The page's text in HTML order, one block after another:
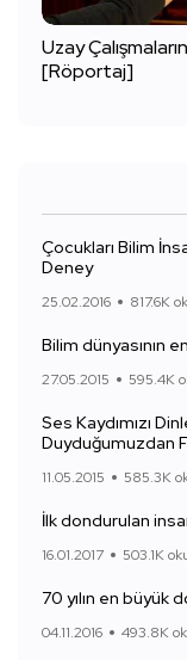
Uzay
[Röportaj]
Çocukları Bilim
Deney
25.02.2016 817.6K
Bilim dünyasının
27.05.2015 595.4K
Ses Kaydımızı
Duyduğumuzdan
11.05.2015 585.3K
İlk dondurulan
16.01.2017 503.1K
70 yılın en büyük
04.11.2016 493.8K